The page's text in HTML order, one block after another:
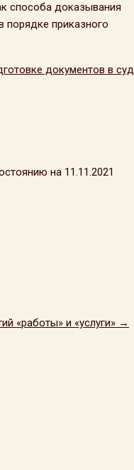
способа доказывания
порядке приказного
документов в суд
на 11.11.2021
«работы» и «услуги» →